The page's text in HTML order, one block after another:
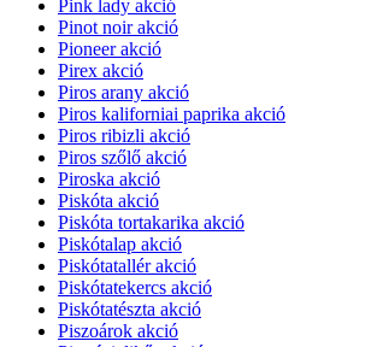
Pink lady akció
Pinot noir akció
Pioneer akció
Pirex akció
Piros arany akció
Piros kaliforniai paprika akció
Piros ribizli akció
Piros szőlő akció
Piroska akció
Piskóta akció
Piskóta tortakarika akció
Piskótalap akció
Piskótatallér akció
Piskótatekercs akció
Piskótatészta akció
Piszoárok akció